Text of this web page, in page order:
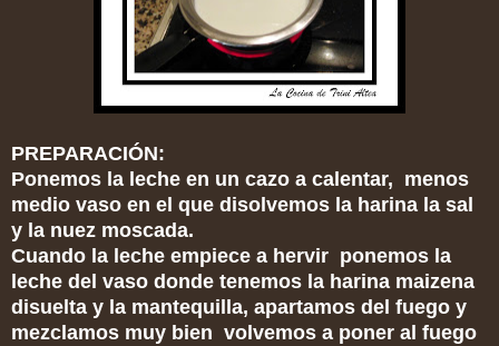
PREPARACIÓN:
Ponemos la leche en un cazo a calentar, menos
medio vaso en el que disolvemos la harina la sal
y la nuez moscada.
Cuando la leche empiece a hervir ponemos la
leche del vaso donde tenemos la harina maizena
disuelta y la mantequilla, apartamos del fuego y
mezclamos muy bien volvemos a poner al fuego